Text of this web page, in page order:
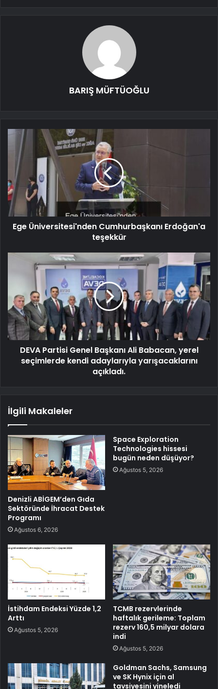
BARIŞ MÜFTÜOĞLU
Ege Üniversitesi'nden Cumhurbaşkanı Erdoğan'a
teşekkür
DEVA Partisi Genel Başkanı Ali Babacan, yerel
seçimlerde kendi adaylarıyla yarışacaklarını
açıkladı.
İlgili Makaleler
Denizli ABİGEM’den Gıda
Sektöründe İhracat Destek
Programı
Ağustos 6, 2026
Space Exploration
Technologies hissesi
bugün neden düşüyor?
Ağustos 5, 2026
İstihdam Endeksi Yüzde 1,2
Arttı
Ağustos 5, 2026
TCMB rezervlerinde
haftalık gerileme: Toplam
rezerv 160,5 milyar dolara
indi
Ağustos 5, 2026
Goldman Sachs, Samsung
ve SK Hynix için al
tavsiyesini yineledi